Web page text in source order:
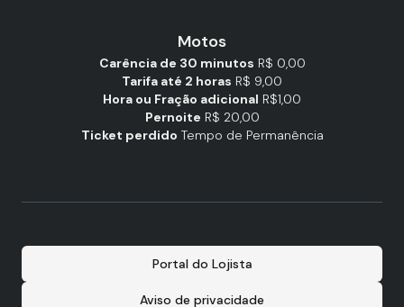
Motos
Carência de 30 minutos R$ 0,00
Tarifa até 2 horas R$ 9,00
Hora ou Fração adicional R$1,00
Pernoite R$ 20,00
Ticket perdido Tempo de Permanência
Portal do Lojista
Aviso de privacidade